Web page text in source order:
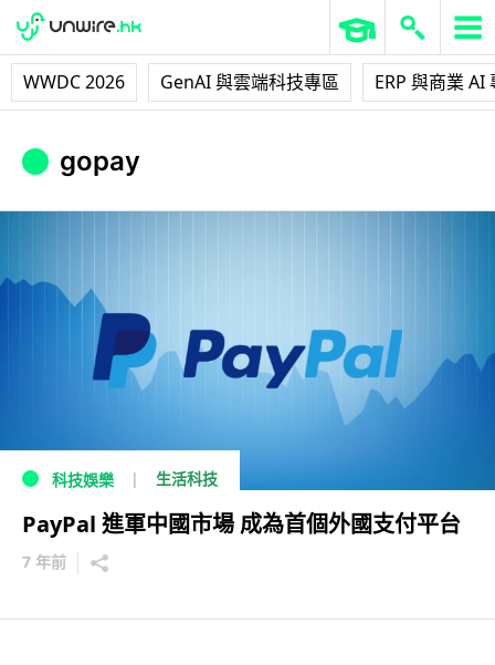
WWDC 2026 GenAI 與雲端科技專區 ERP 與商業 AI
gopay
科技娛樂 生活科技
PayPal 進軍中國市場 成為首個外國支付平台
7 年前